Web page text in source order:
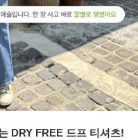
DRY FREE 드프 티셔츠!